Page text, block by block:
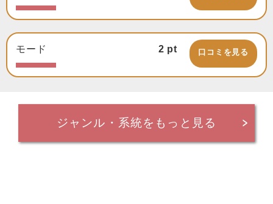
モード 2 pt 口コミを見る
ジャンル・系統をもっと見る